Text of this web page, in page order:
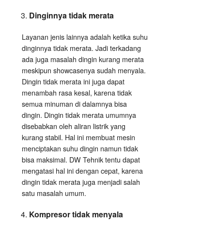
Dinginnya tidak merata
Layanan jenis lainnya adalah ketika suhu
dinginnya tidak merata. Jadi terkadang
ada juga masalah dingin kurang merata
meskipun showcasenya sudah menyala.
Dingin tidak merata ini juga dapat
menambah rasa kesal, karena tidak
semua minuman di dalamnya bisa
dingin. Dingin tidak merata umumnya
disebabkan oleh aliran listrik yang
kurang stabil. Hal ini membuat mesin
menciptakan suhu dingin namun tidak
bisa maksimal. DW Tehnik tentu dapat
mengatasi hal ini dengan cepat, karena
dingin tidak merata juga menjadi salah
satu masalah umum.
Kompresor tidak menyala